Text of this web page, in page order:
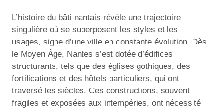
L’histoire du bâti nantais révèle une trajectoire
singulière où se superposent les styles et les
usages, signe d’une ville en constante évolution. Dès
le Moyen Âge, Nantes s’est dotée d’édifices
structurants, tels que des églises gothiques, des
fortifications et des hôtels particuliers, qui ont
traversé les siècles. Ces constructions, souvent
fragiles et exposées aux intempéries, ont nécessité